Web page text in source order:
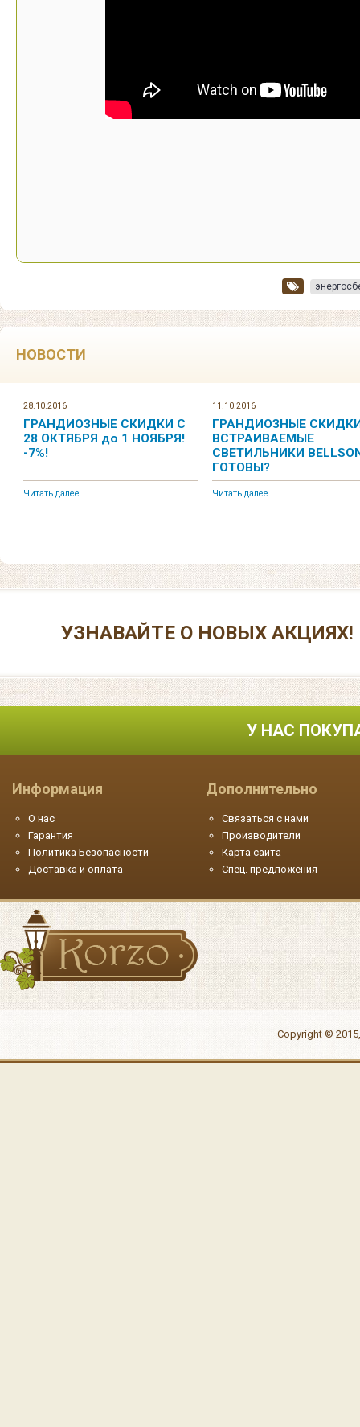
НОВОСТИ
28.10.2016
ГРАНДИОЗНЫЕ СКИДКИ С
28 ОКТЯБРЯ до 1 НОЯБРЯ!
-7%!
Читать далее...
11.10.2016
ГРАНДИОЗНЫЕ
ВСТРАИВАЕМЫЕ
СВЕТИЛЬНИКИ
ГОТОВЫ?
Читать далее...
УЗНАВАЙТЕ О НОВЫХ АКЦИЯХ!
У НАС
Информация
О нас
Гарантия
Политика Безопасности
Доставка и оплата
Дополнительно
Связаться с нами
Производители
Карта сайта
Спец. предложения
Copyright ©